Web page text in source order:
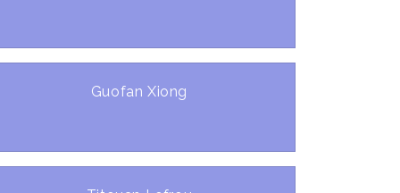
Guofan Xiong